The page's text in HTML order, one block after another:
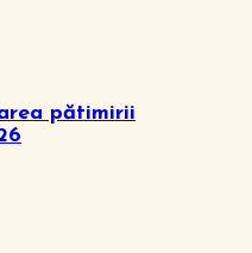
pătimirii